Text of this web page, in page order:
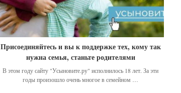
Присоединяйтесь и вы к поддержке тех, кому так
нужна семья, станьте родителями
В этом году сайту "Усыновите.ру" исполнилось 18 лет. За эти
годы произошло очень многое в семейном …